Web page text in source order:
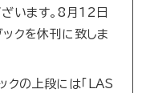
います。8月12日
ックを休刊に致しま
の上段には「LAS